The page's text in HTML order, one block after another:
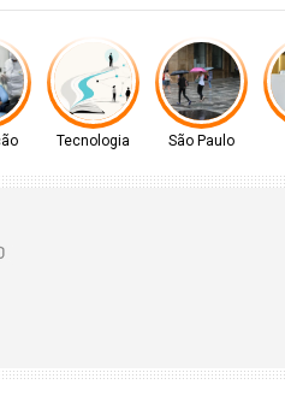
Tecnologia São Paulo